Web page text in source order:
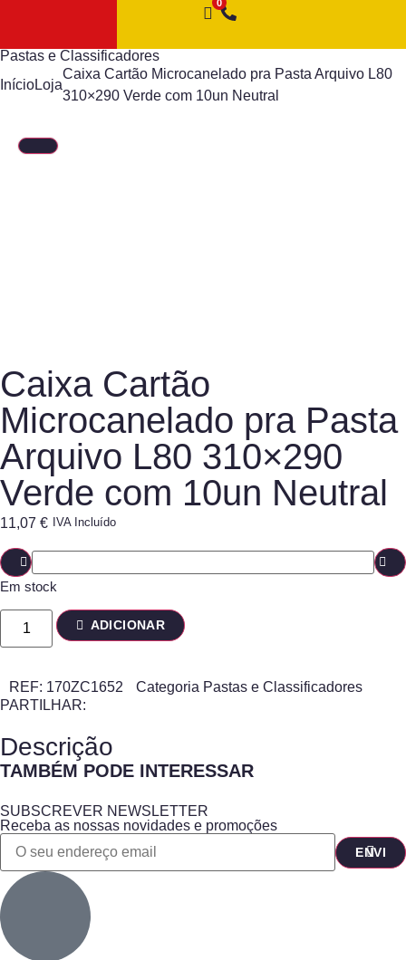
Pastas e Classificadores
InícioLoja
Caixa Cartão Microcanelado pra Pasta Arquivo L80
310×290 Verde com 10un Neutral
Caixa Cartão
Microcanelado pra Pasta
Arquivo L80 310×290
Verde com 10un Neutral
11,07 € IVA Incluído
Em stock
ADICIONAR
REF: 170ZC1652 Categoria Pastas e Classificadores
PARTILHAR:
Descrição
TAMBÉM PODE INTERESSAR
SUBSCREVER NEWSLETTER
Receba as nossas novidades e promoções